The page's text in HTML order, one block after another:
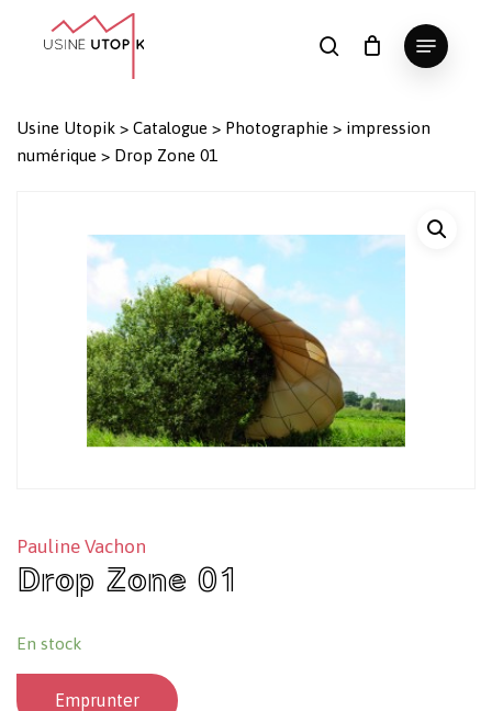
search
Menu
Panier Fermer
le
Usine Utopik > Catalogue > Photographie > impression
numérique > Drop Zone 01
Pauline Vachon
Drop Zone 01
En stock
Emprunter
Close